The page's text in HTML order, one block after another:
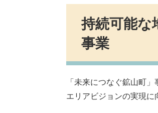
持続可能な
事業
「未来につなぐ鉱山町
エリアビジョンの実現に